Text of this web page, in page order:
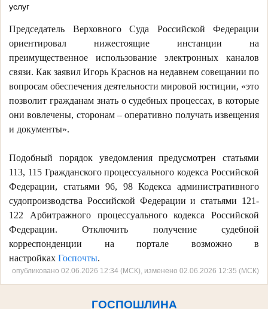
услуг
Председатель Верховного Суда Российской Федерации
ориентировал нижестоящие инстанции на
преимущественное использование электронных каналов
связи. Как заявил Игорь Краснов на недавнем совещании по
вопросам обеспечения деятельности мировой юстиции, «это
позволит гражданам знать о судебных процессах, в которые
они вовлечены, сторонам – оперативно получать извещения
и документы».
Подобный порядок уведомления предусмотрен статьями
113, 115 Гражданского процессуального кодекса Российской
Федерации, статьями 96, 98 Кодекса административного
судопроизводства Российской Федерации и статьями 121-
122 Арбитражного процессуального кодекса Российской
Федерации. Отключить получение судебной
корреспонденции на портале возможно в
настройках Госпочты.
опубликовано 02.06.2026 12:34 (МСК), изменено 02.06.2026 12:35 (МСК)
ГОСПОШЛИНА